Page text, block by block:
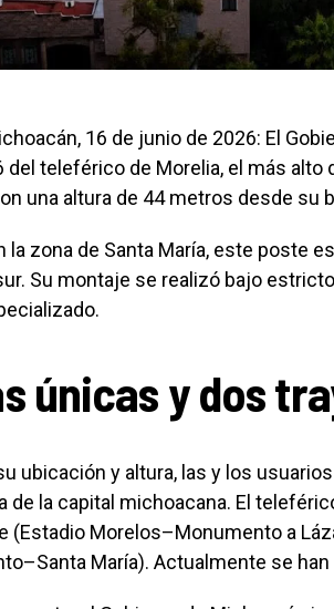
16 de junio de 2026: El
del teleférico de Morelia, el más alto
una altura de 44 metros desde su
la zona de Santa María, este poste
Su montaje se realizó bajo
únicas y dos
ubicación y altura, las y los
de la capital michoacana. El
(Estadio Morelos–Monumento a
María). Actualmente se